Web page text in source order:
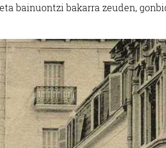
bainuontzi bakarra zeuden,